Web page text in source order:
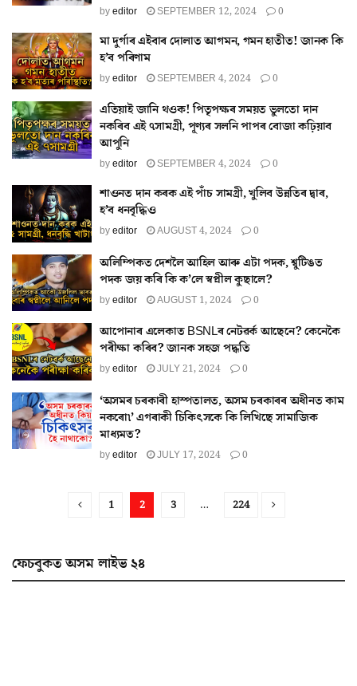
byeditor SEPTEMBER 12, 2024 0
মা দুৰ্গাৰ এইবাৰ দোলাত আগমন, গমন হাতীত! জানক কি
হ’ব পৰিণাম
byeditor SEPTEMBER 4, 2024 0
এতিয়াই জানি থওক! পিতৃপক্ষৰ সময়ত ভুলতো দান
নকৰিব এই ৭সামগ্ৰী, পূণ্যৰ সলনি পাপৰ বোজা কঢ়িয়াব
আপুনি
byeditor SEPTEMBER 4, 2024 0
শাওনত দান কৰক এই পাঁচ সামগ্ৰী, খুলিব উন্নতিৰ দ্বাৰ,
হ’ব ধনবৃদ্ধিও
byeditor AUGUST 4, 2024 0
অলিম্পিকত দেশলৈ আহিল আৰু এটা পদক, শ্বুটিঙত
পদক জয় কৰি কি ক’লে স্বপ্নীল কুছালে?
byeditor AUGUST 1, 2024 0
আপোনাৰ এলেকাত BSNLৰ নেটৱৰ্ক আছেনে? কেনেকৈ
পৰীক্ষা কৰিব? জানক সহজ পদ্ধতি
byeditor JULY 21, 2024 0
‘অসমৰ চৰকাৰী হাস্পতালত, অসম চৰকাৰৰ অধীনত কাম
নকৰো৷’ এগৰাকী চিকিৎসকে কি লিখিছে সামাজিক
মাধ্যমত?
byeditor JULY 17, 2024 0
1 2 3 … 224
ফেচবুকত অসম লাইভ ২৪